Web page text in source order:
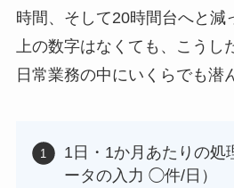
時間、そして20時間台へと減
上の数字はなくても、こうし
日常業務の中にいくらでも潜
1日・1か月あたりの処
ータの入力 ◯件/日）